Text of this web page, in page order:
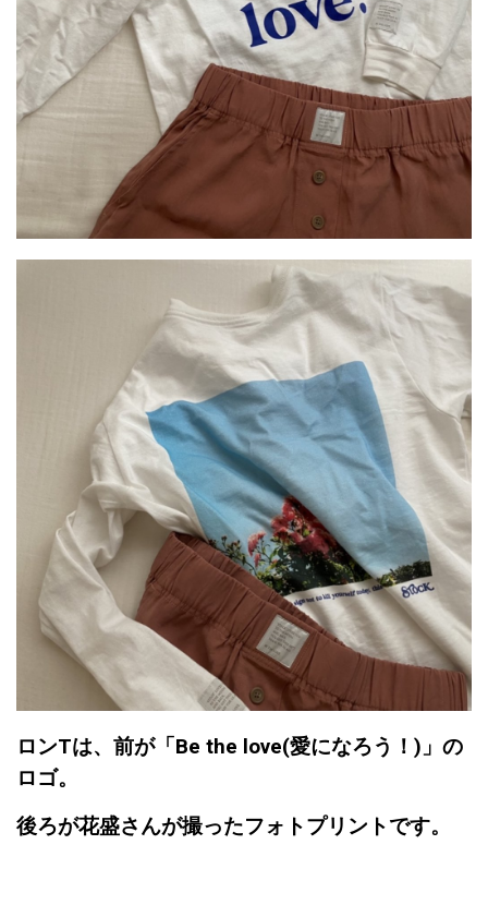
ロンTは、前が「Be the love(愛になろう！)」の
ロゴ。
後ろが花盛さんが撮ったフォトプリントです。